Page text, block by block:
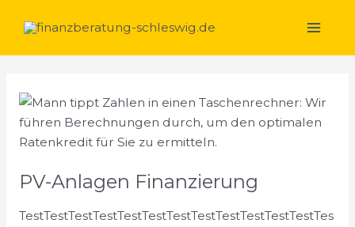
Inhalt
PV-Anlagen Finanzierung
TestTestTestTestTestTestTestTestTestTestTestTestTes
PV-
Anlagen
Finanzierung